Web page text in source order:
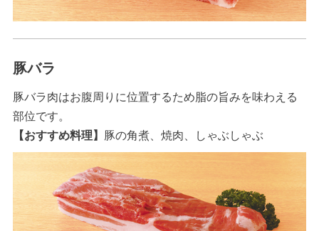
豚バラ
豚バラ肉はお腹周りに位置するため脂の旨みを味わえる
部位です。
【おすすめ料理】
豚の角煮、焼肉、しゃぶしゃぶ